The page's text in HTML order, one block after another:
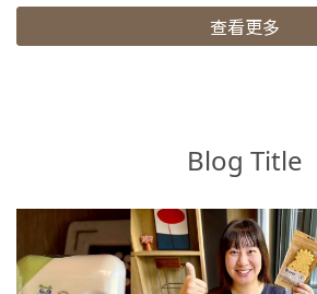
查看更多
Blog Title